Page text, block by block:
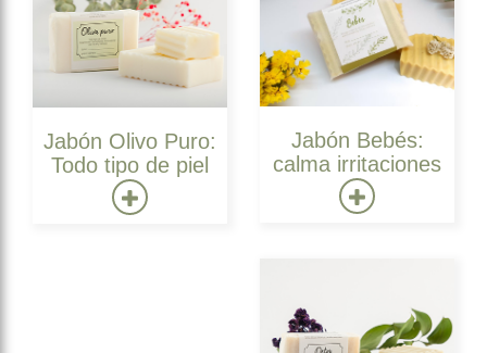
Jabón Olivo Puro:
Todo tipo de piel
Jabón Bebés:
calma irritaciones